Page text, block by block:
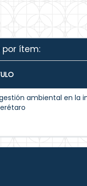
por ítem:
ambiental en la